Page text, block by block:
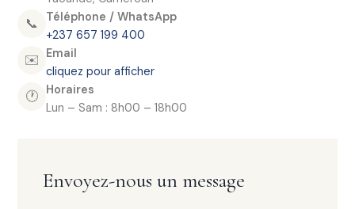
📞
Téléphone / WhatsApp
+237 657 199 400
✉️
Email
cliquez pour afficher
🕐
Horaires
Lun – Sam : 8h00 – 18h00
Envoyez-nous un message